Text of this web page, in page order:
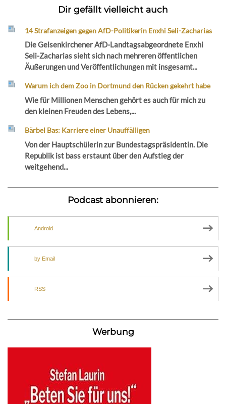
Dir gefällt vielleicht auch
14 Strafanzeigen gegen AfD-Politikerin Enxhi Seli-Zacharias
Die Gelsenkirchener AfD-Landtagsabgeordnete Enxhi
Seli-Zacharias sieht sich nach mehreren öffentlichen
Äußerungen und Veröffentlichungen mit insgesamt...
Warum ich dem Zoo in Dortmund den Rücken gekehrt habe
Wie für Millionen Menschen gehört es auch für mich zu
den kleinen Freuden des Lebens,...
Bärbel Bas: Karriere einer Unauffälligen
Von der Hauptschülerin zur Bundestagspräsidentin. Die
Republik ist bass erstaunt über den Aufstieg der
weitgehend...
Podcast abonnieren:
Android
by Email
RSS
Werbung